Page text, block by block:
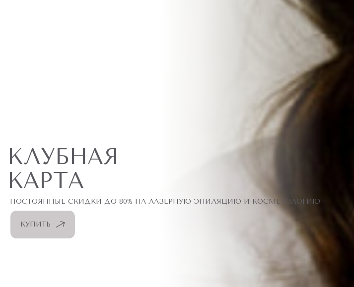
КЛУБНАЯ
КАРТА
ПОСТОЯННЫЕ СКИДКИ ДО 80% НА ЛАЗЕРНУЮ ЭПИЛЯЦИЮ И КОСМЕТОЛОГИЮ
КУПИТЬ